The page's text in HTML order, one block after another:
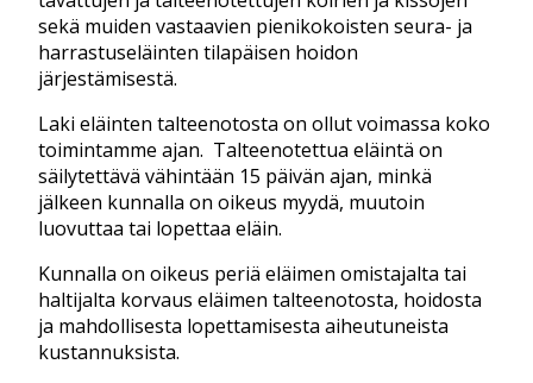
sekä muiden vastaavien pienikokoisten seura- ja
harrastuseläinten tilapäisen hoidon
järjestämisestä.
Laki eläinten talteenotosta on ollut voimassa koko
toimintamme ajan. Talteenotettua eläintä on
säilytettävä vähintään 15 päivän ajan, minkä
jälkeen kunnalla on oikeus myydä, muutoin
luovuttaa tai lopettaa eläin.
Kunnalla on oikeus periä eläimen omistajalta tai
haltijalta korvaus eläimen talteenotosta, hoidosta
ja mahdollisesta lopettamisesta aiheutuneista
kustannuksista.